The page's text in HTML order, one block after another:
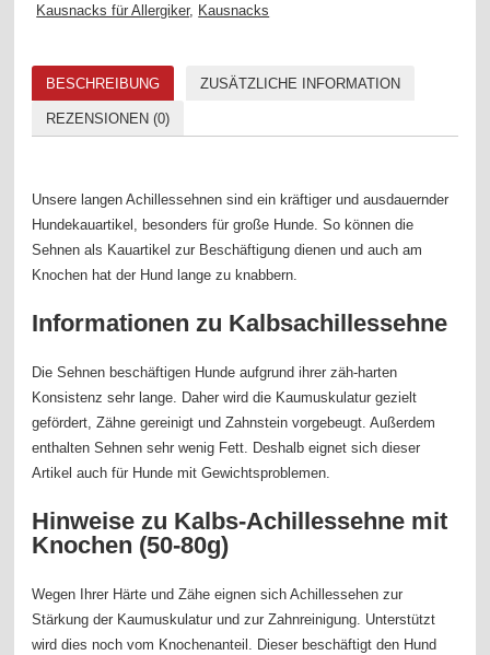
Kausnacks für Allergiker, Kausnacks
BESCHREIBUNG ZUSÄTZLICHE INFORMATION
REZENSIONEN (0)
Unsere langen Achillessehnen sind ein kräftiger und ausdauernder
Hundekauartikel, besonders für große Hunde. So können die
Sehnen als Kauartikel zur Beschäftigung dienen und auch am
Knochen hat der Hund lange zu knabbern.
Informationen zu Kalbsachillessehne
Die Sehnen beschäftigen Hunde aufgrund ihrer zäh-harten
Konsistenz sehr lange. Daher wird die Kaumuskulatur gezielt
gefördert, Zähne gereinigt und Zahnstein vorgebeugt. Außerdem
enthalten Sehnen sehr wenig Fett. Deshalb eignet sich dieser
Artikel auch für Hunde mit Gewichtsproblemen.
Hinweise zu Kalbs-Achillessehne mit
Knochen (50-80g)
Wegen Ihrer Härte und Zähe eignen sich Achillessehen zur
Stärkung der Kaumuskulatur und zur Zahnreinigung. Unterstützt
wird dies noch vom Knochenanteil. Dieser beschäftigt den Hund